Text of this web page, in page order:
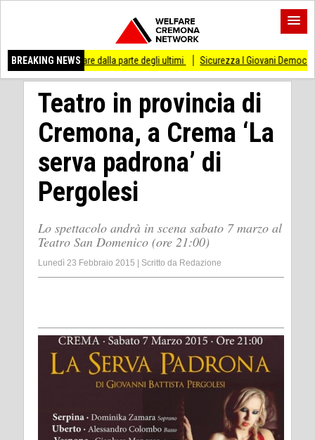
BREAKING NEWS
di stare dalla parte degli ultimi Sicurezza I Giovani Democratici
Teatro in provincia di
Cremona, a Crema ‘La
serva padrona’ di
Pergolesi
Lo spettacolo andrà in scena sabato 7 marzo al
Teatro San Domenico (ore 21:00)
Lunedì 23 Febbraio 2015 Scritto da Redazione